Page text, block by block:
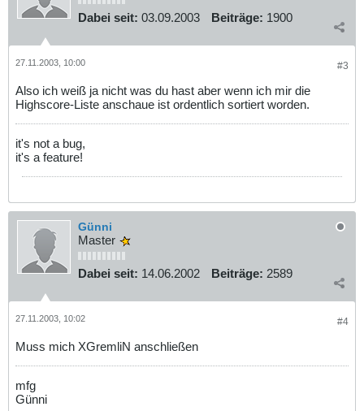
Dabei seit: 03.09.2003 Beiträge: 1900
#3
27.11.2003, 10:00
Also ich weiß ja nicht was du hast aber wenn ich mir die
Highscore-Liste anschaue ist ordentlich sortiert worden.
it's not a bug,
it's a feature!
Günni
Master
Dabei seit: 14.06.2002 Beiträge: 2589
#4
27.11.2003, 10:02
Muss mich XGremliN anschließen
mfg
Günni